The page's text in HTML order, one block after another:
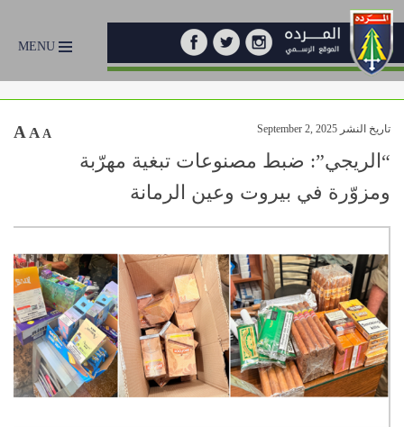
MENU
تاريخ النشر September 2, 2025 A A A
“الريجي”: ضبط مصنوعات تبغية مهرّبة
ومزوّرة في بيروت وعين الرمانة